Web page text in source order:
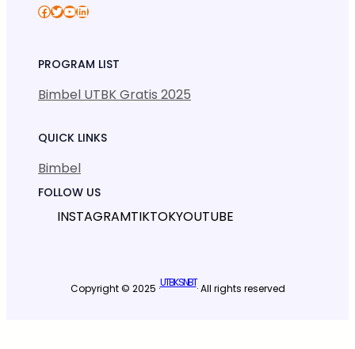
Facebook Twitter YouTube LinkedIn
PROGRAM LIST
Bimbel UTBK Gratis 2025
QUICK LINKS
Bimbel
FOLLOW US
INSTAGRAMTIKTOKYOUTUBE
Copyright © 2025 ·UTBK SNBT· All rights reserved